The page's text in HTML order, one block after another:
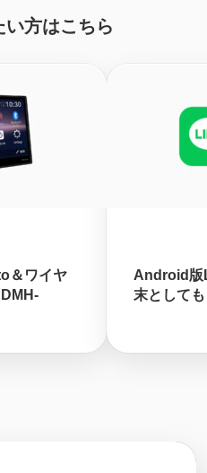
い方はこちら
＆ワイヤ
Android版
末として